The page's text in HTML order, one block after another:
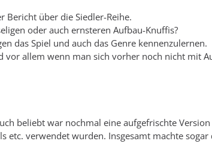
Bericht über die Siedler-Reihe.
oder auch ernsteren Aufbau-Knuffis?
das Spiel und auch das Genre kennenzulernen.
vor allem wenn man sich vorher noch nicht mit
beliebt war nochmal eine aufgefrischte
etc. verwendet wurden. Insgesamt machte